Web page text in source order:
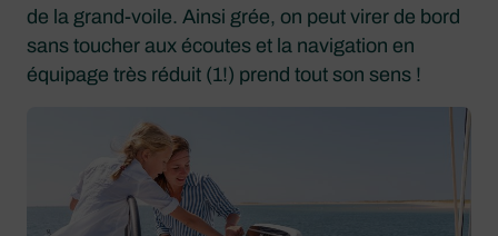
de la grand-voile. Ainsi grée, on peut virer de bord
sans toucher aux écoutes et la navigation en
équipage très réduit (1!) prend tout son sens !